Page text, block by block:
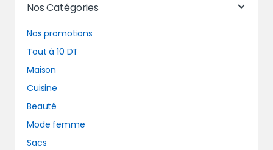
Nos Catégories
Nos promotions
Tout à 10 DT
Maison
Cuisine
Beauté
Mode femme
Sacs